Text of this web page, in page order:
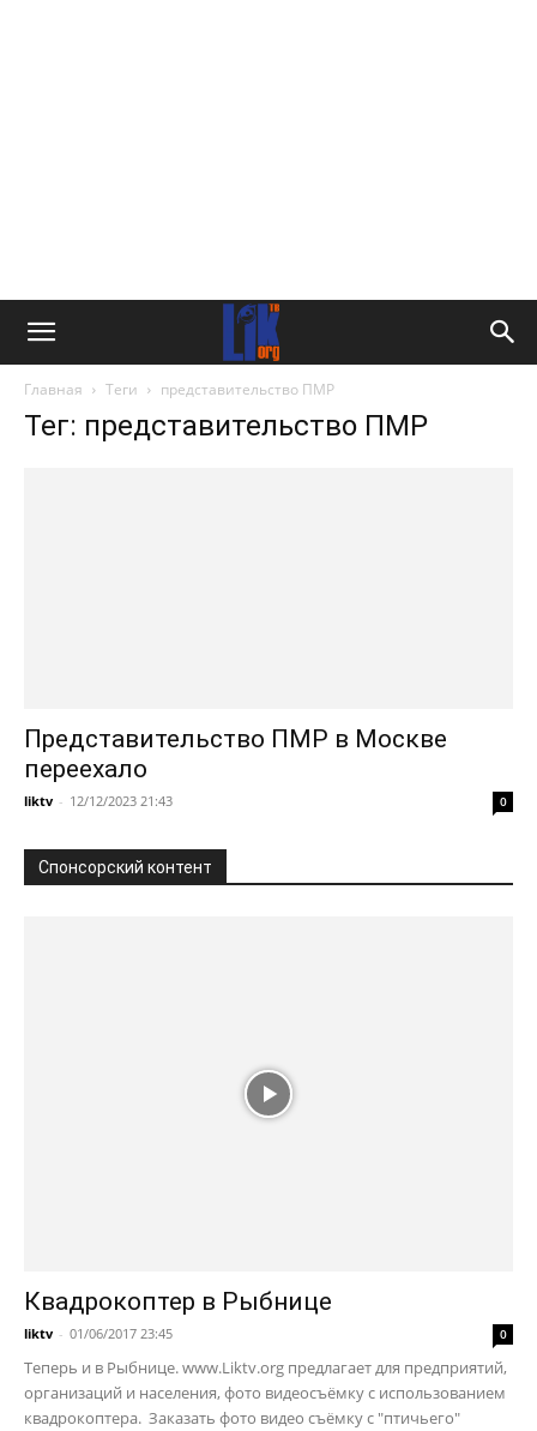
Главная Теги представительство ПМР
Тег: представительство ПМР
Представительство ПМР в Москве
переехало
liktv - 12/12/2023 21:43 0
Спонсорский контент
Квадрокоптер в Рыбнице
liktv - 01/06/2017 23:45 0
Теперь и в Рыбнице. www.Liktv.org предлагает для предприятий,
организаций и населения, фото видеосъёмку с использованием
квадрокоптера. Заказать фото видео съёмку с "птичьего"